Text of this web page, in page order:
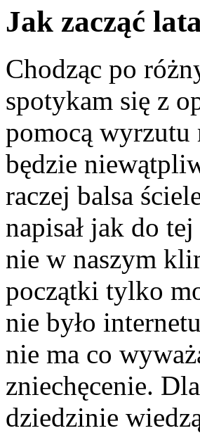
Jak zacząć
Chodząc po
spotykam się z
pomocą
będzie
raczej balsa
napisał jak do
nie w naszym
początki tylko
nie było
nie ma co
zniechęcenie.
dziedzinie